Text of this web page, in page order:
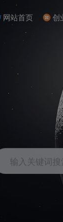
网站首页 创
输入关键词搜